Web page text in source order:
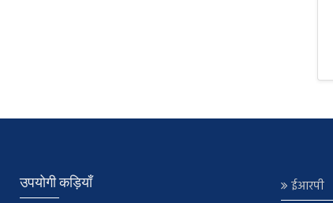
उपयोगी कड़ियाँ
ईआरपी